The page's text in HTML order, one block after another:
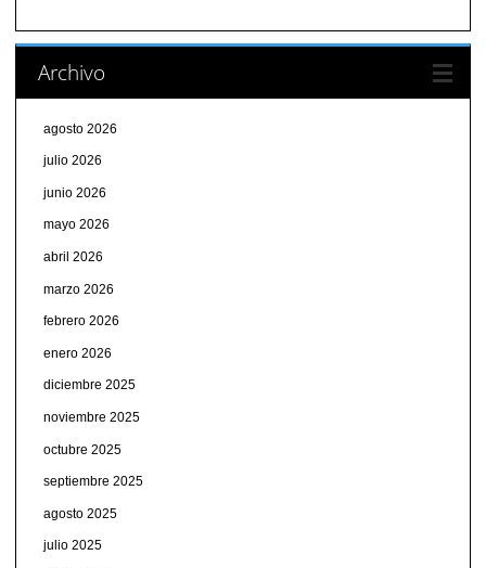
Archivo
agosto 2026
julio 2026
junio 2026
mayo 2026
abril 2026
marzo 2026
febrero 2026
enero 2026
diciembre 2025
noviembre 2025
octubre 2025
septiembre 2025
agosto 2025
julio 2025